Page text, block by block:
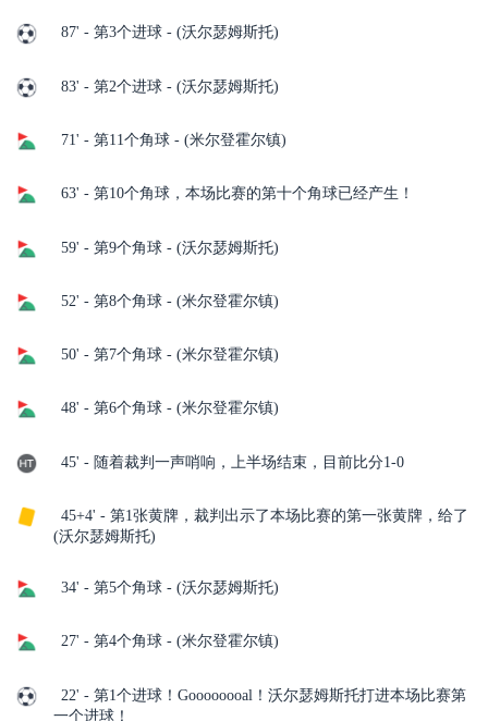
87' - 第3个进球 - (沃尔瑟姆斯托)
83' - 第2个进球 - (沃尔瑟姆斯托)
71' - 第11个角球 - (米尔登霍尔镇)
63' - 第10个角球，本场比赛的第十个角球已经产生！
59' - 第9个角球 - (沃尔瑟姆斯托)
52' - 第8个角球 - (米尔登霍尔镇)
50' - 第7个角球 - (米尔登霍尔镇)
48' - 第6个角球 - (米尔登霍尔镇)
45' - 随着裁判一声哨响，上半场结束，目前比分1-0
45+4' - 第1张黄牌，裁判出示了本场比赛的第一张黄牌，给了
(沃尔瑟姆斯托)
34' - 第5个角球 - (沃尔瑟姆斯托)
27' - 第4个角球 - (米尔登霍尔镇)
22' - 第1个进球！Goooooooal！沃尔瑟姆斯托打进本场比赛第
一个进球！